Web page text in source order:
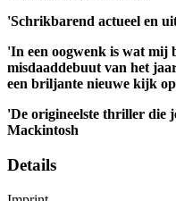
'Schrikbarend actueel en
'In een oogwenk is wat mij
misdaaddebuut van het
een briljante nieuwe kijk
'De origineelste thriller die
Mackintosh
Details